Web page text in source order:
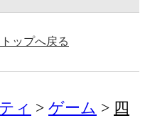
ップへ戻る
ィ ゲーム
四